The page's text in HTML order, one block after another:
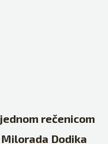
rečenicom
Dodika